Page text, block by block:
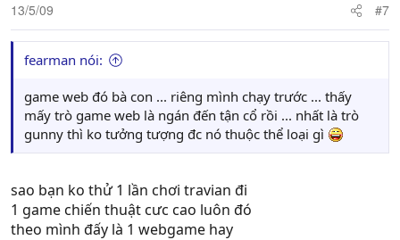
13/5/09 #7
fearman nói:
game web đó bà con ... riêng mình chạy trước ... thấy
mấy trò game web là ngán đến tận cổ rồi ... nhất là trò
gunny thì ko tưởng tượng đc nó thuộc thể loại gì
sao bạn ko thử 1 lần chơi travian đi
1 game chiến thuật cưc cao luôn đó
theo mình đấy là 1 webgame hay